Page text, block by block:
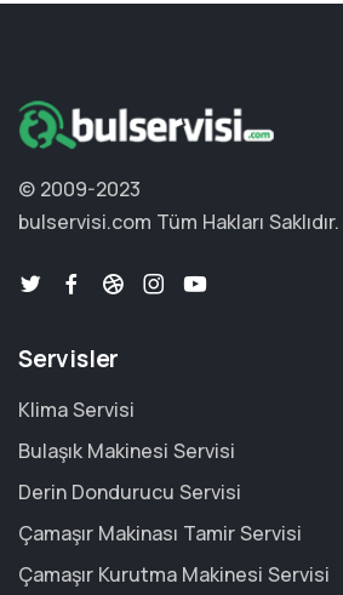
© 2009-2023
bulservisi.com Tüm Hakları Saklıdır.
Servisler
Klima Servisi
Bulaşık Makinesi Servisi
Derin Dondurucu Servisi
Çamaşır Makinası Tamir Servisi
Çamaşır Kurutma Makinesi Servisi